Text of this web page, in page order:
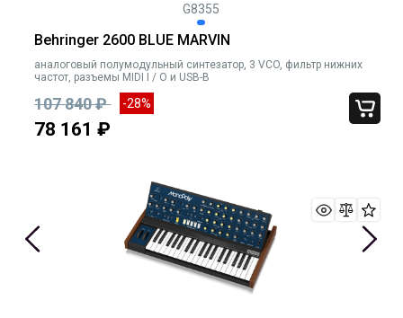
G8355
Behringer 2600 BLUE MARVIN
аналоговый полумодульный синтезатор, 3 VCO, фильтр нижних
частот, разъемы MIDI I / O и USB-B
107 840 ₽ -28%
78 161 ₽